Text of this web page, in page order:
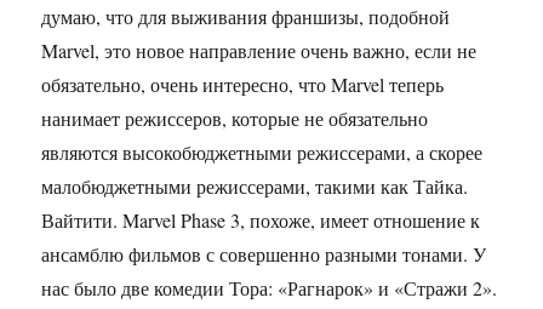
думаю, что для выживания франшизы, подобной
Marvel, это новое направление очень важно, если не
обязательно, очень интересно, что Marvel теперь
нанимает режиссеров, которые не обязательно
являются высокобюджетными режиссерами, а скорее
малобюджетными режиссерами, такими как Тайка.
Вайтити. Marvel Phase 3, похоже, имеет отношение к
ансамблю фильмов с совершенно разными тонами. У
нас было две комедии Тора: «Рагнарок» и «Стражи 2».